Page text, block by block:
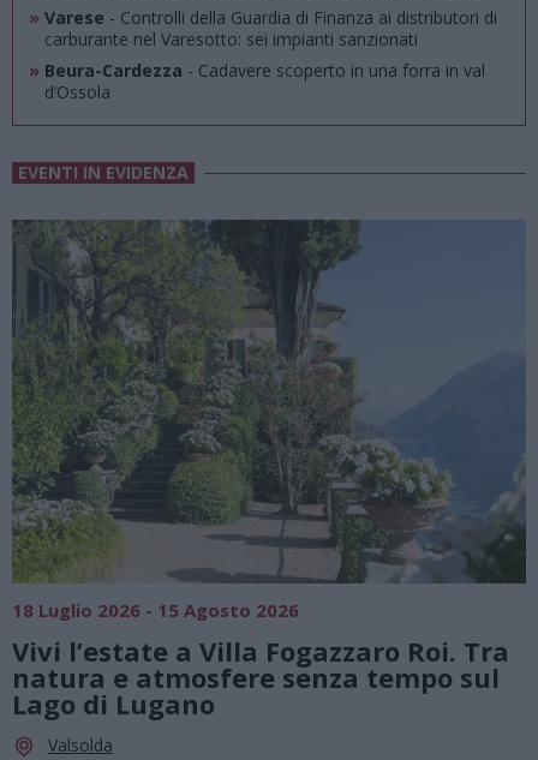
» Varese - Controlli della Guardia di Finanza ai distributori di
carburante nel Varesotto: sei impianti sanzionati
» Beura-Cardezza - Cadavere scoperto in una forra in val
d’Ossola
EVENTI IN EVIDENZA
Summer Green Festival: fino al 23
agosto, musica e divertimento sotto
le stelle a Cassano Magnago